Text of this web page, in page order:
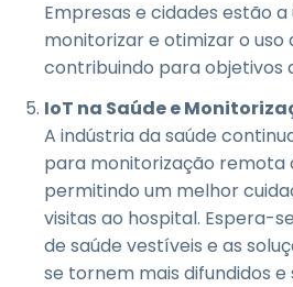
Empresas e cidades estão
monitorizar e otimizar o uso
contribuindo para objetivos
IoT na Saúde e
A indústria da saúde
para monitorização remota
permitindo um melhor
visitas ao hospital. Espera-
de saúde vestíveis e as
se tornem mais difundidos e